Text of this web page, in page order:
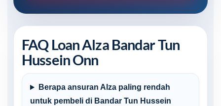
FAQ Loan Alza Bandar Tun
Hussein Onn
Berapa ansuran Alza paling rendah
untuk pembeli di Bandar Tun Hussein